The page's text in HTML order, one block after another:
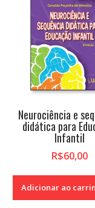
Neurociência e
didática para
Infantil
R$60,00
Adicionar ao